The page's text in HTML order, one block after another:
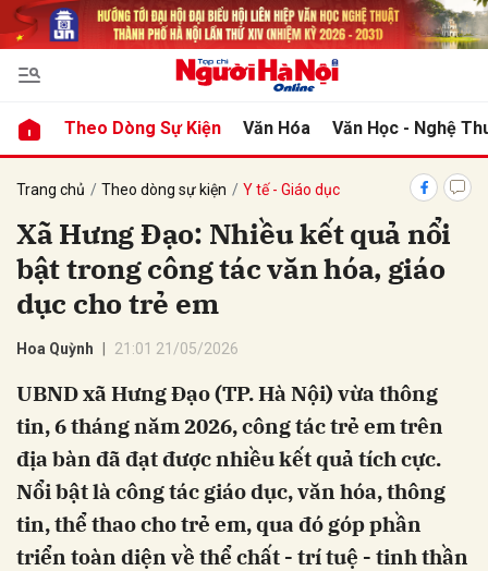
Theo Dòng Sự Kiện Văn Hóa Văn Học - Nghệ
Trang chủ Theo dòng sự kiện Y tế - Giáo dục
Xã Hưng Đạo: Nhiều kết quả nổi
bật trong công tác văn hóa, giáo
dục cho trẻ em
Hoa Quỳnh 21:01 21/05/2026
UBND xã Hưng Đạo (TP. Hà Nội) vừa thông
tin, 6 tháng năm 2026, công tác trẻ em trên
địa bàn đã đạt được nhiều kết quả tích cực.
Nổi bật là công tác giáo dục, văn hóa, thông
tin, thể thao cho trẻ em, qua đó góp phần
triển toàn diện về thể chất - trí tuệ - tinh thần
luận